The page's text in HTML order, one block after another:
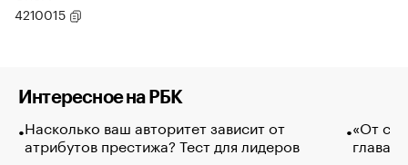
4210015
Интересное на РБК
Насколько ваш авторитет зависит от
атрибутов престижа? Тест для лидеров
«От
глава